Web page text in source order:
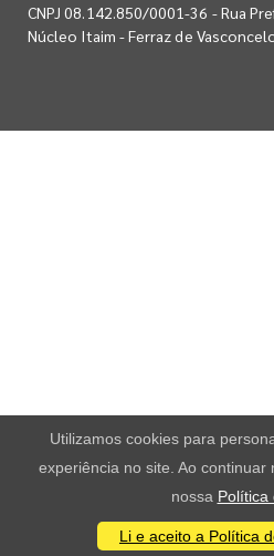
CNPJ 08.142.850/0001-36 - Rua
Núcleo Itaim - Ferraz de
Utilizamos cookies para
experiência no site. Ao
nossa Política
Li e aceito a Política